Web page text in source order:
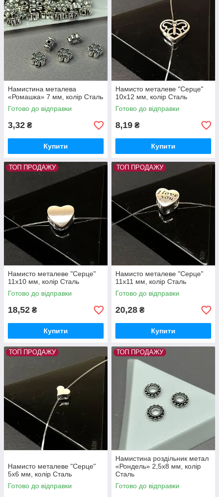
Намистина металева
«Ромашка» 7 мм, колір Сталь
Готово до відправки
3,32 ₴
Купити
Намисто металеве "Серце"
10х12 мм, колір Сталь
Готово до відправки
8,19 ₴
Купити
ТОП ПРОДАЖУ
Намисто металеве "Серце"
11х10 мм, колір Сталь
Готово до відправки
18,52 ₴
Купити
ТОП ПРОДАЖУ
Намисто металеве "Серце"
11х11 мм, колір Сталь
Готово до відправки
20,28 ₴
Купити
ТОП ПРОДАЖУ
Намисто металеве "Серце"
5х6 мм, колір Сталь
Готово до відправки
ТОП ПРОДАЖУ
Намистина роздільник метал
«Рондель» 2,5х8 мм, колір
Сталь
Готово до відправки